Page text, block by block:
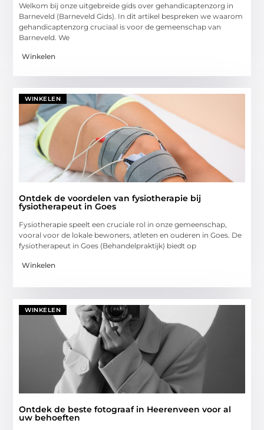
Welkom bij onze uitgebreide gids over gehandicaptenzorg in
Barneveld (Barneveld Gids). In dit artikel bespreken we waarom
gehandicaptenzorg cruciaal is voor de gemeenschap van
Barneveld. We
Winkelen
WINKELEN
Ontdek de voordelen van fysiotherapie bij
fysiotherapeut in Goes
Fysiotherapie speelt een cruciale rol in onze gemeenschap,
vooral voor de lokale bewoners, atleten en ouderen in Goes. De
fysiotherapeut in Goes (Behandelpraktijk) biedt op
Winkelen
WINKELEN
Ontdek de beste fotograaf in Heerenveen voor al
uw behoeften